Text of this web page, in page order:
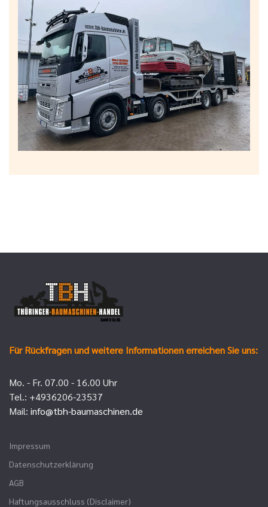
Für Rückfragen und weitere Informationen erreichen Sie uns:
Mo. - Fr. 07.00 - 16.00 Uhr
Tel.: +4936206-23537
Mail: info@tbh-baumaschinen.de
Impressum
Datenschutzerklärung
AGB
Haftungsausschluss (Disclaimer)